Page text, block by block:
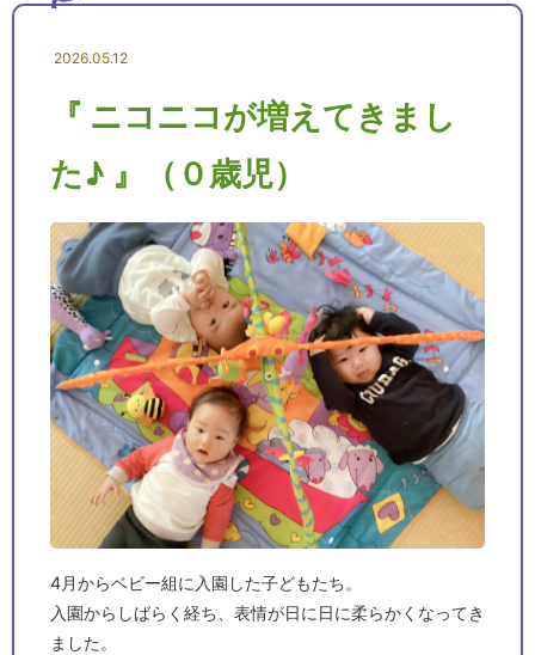
2026.05.12
『 ニコニコが増えてきまし
た♪ 』（０歳児）
4月からベビー組に入園した子どもたち。
入園からしばらく経ち、表情が日に日に柔らかくなってき
ました。